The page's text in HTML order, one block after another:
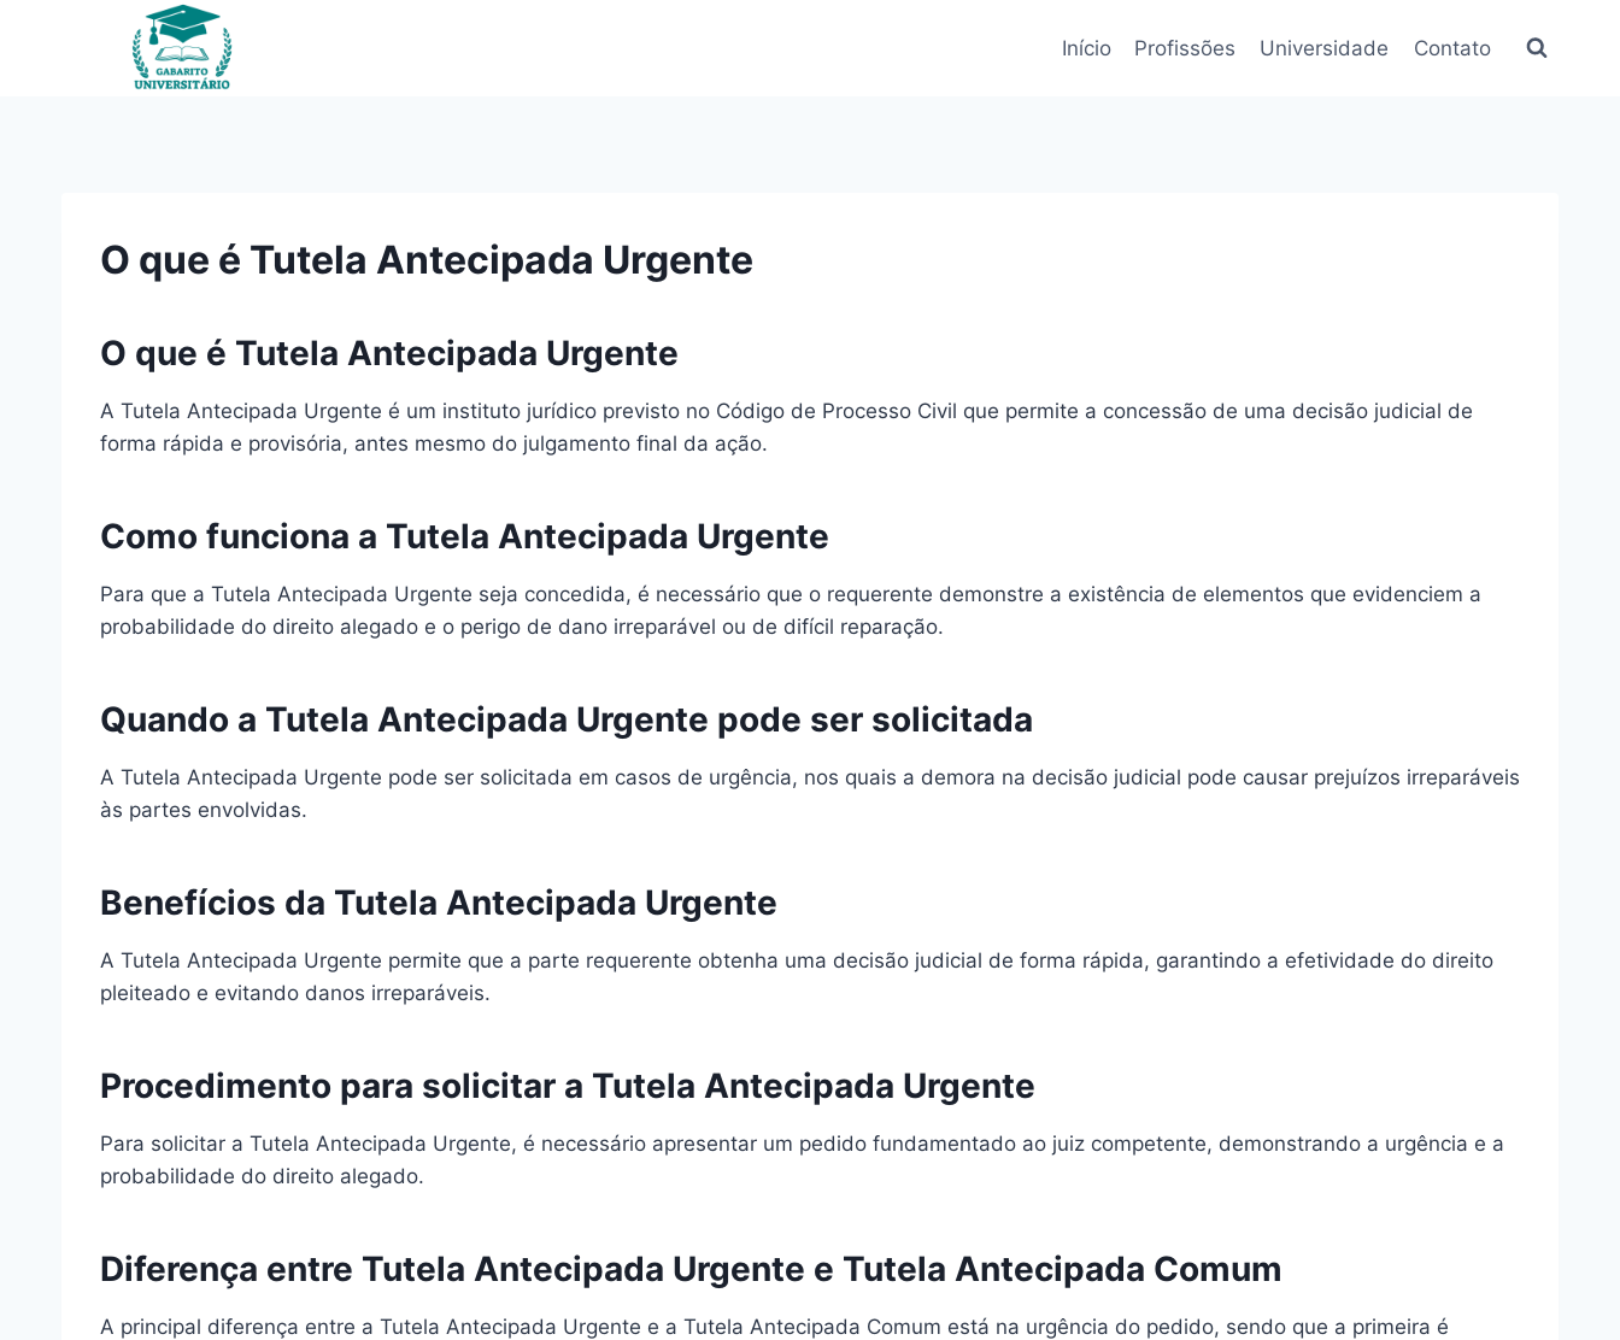
Início Profissões Universidade Contato
O que é Tutela Antecipada Urgente
O que é Tutela Antecipada Urgente
A Tutela Antecipada Urgente é um instituto jurídico previsto no Código de Processo Civil que permite a concessão de uma decisão judicial de
forma rápida e provisória, antes mesmo do julgamento final da ação.
Como funciona a Tutela Antecipada Urgente
Para que a Tutela Antecipada Urgente seja concedida, é necessário que o requerente demonstre a existência de elementos que evidenciem a
probabilidade do direito alegado e o perigo de dano irreparável ou de difícil reparação.
Quando a Tutela Antecipada Urgente pode ser solicitada
A Tutela Antecipada Urgente pode ser solicitada em casos de urgência, nos quais a demora na decisão judicial pode causar prejuízos irreparáveis
às partes envolvidas.
Benefícios da Tutela Antecipada Urgente
A Tutela Antecipada Urgente permite que a parte requerente obtenha uma decisão judicial de forma rápida, garantindo a efetividade do direito
pleiteado e evitando danos irreparáveis.
Procedimento para solicitar a Tutela Antecipada Urgente
Para solicitar a Tutela Antecipada Urgente, é necessário apresentar um pedido fundamentado ao juiz competente, demonstrando a urgência e a
probabilidade do direito alegado.
Diferença entre Tutela Antecipada Urgente e Tutela Antecipada Comum
A principal diferença entre a Tutela Antecipada Urgente e a Tutela Antecipada Comum está na urgência do pedido, sendo que a primeira é